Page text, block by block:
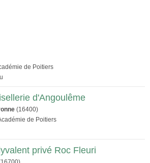
de Poitiers
d'Angoulême
(16400)
de Poitiers
privé Roc Fleuri